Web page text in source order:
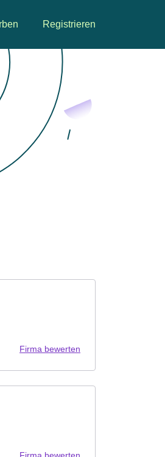
Registrieren
Firma bewerten